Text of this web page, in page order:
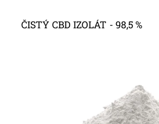
ČISTÝ CBD IZOLÁT - 98,5 %